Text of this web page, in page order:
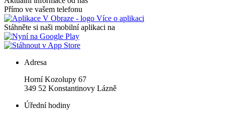
Přímo ve vašem telefonu
Více o aplikaci
Stáhněte si naši mobilní aplikaci na
Adresa
Horní Kozolupy 67
349 52 Konstantinovy Lázně
Úřední hodiny